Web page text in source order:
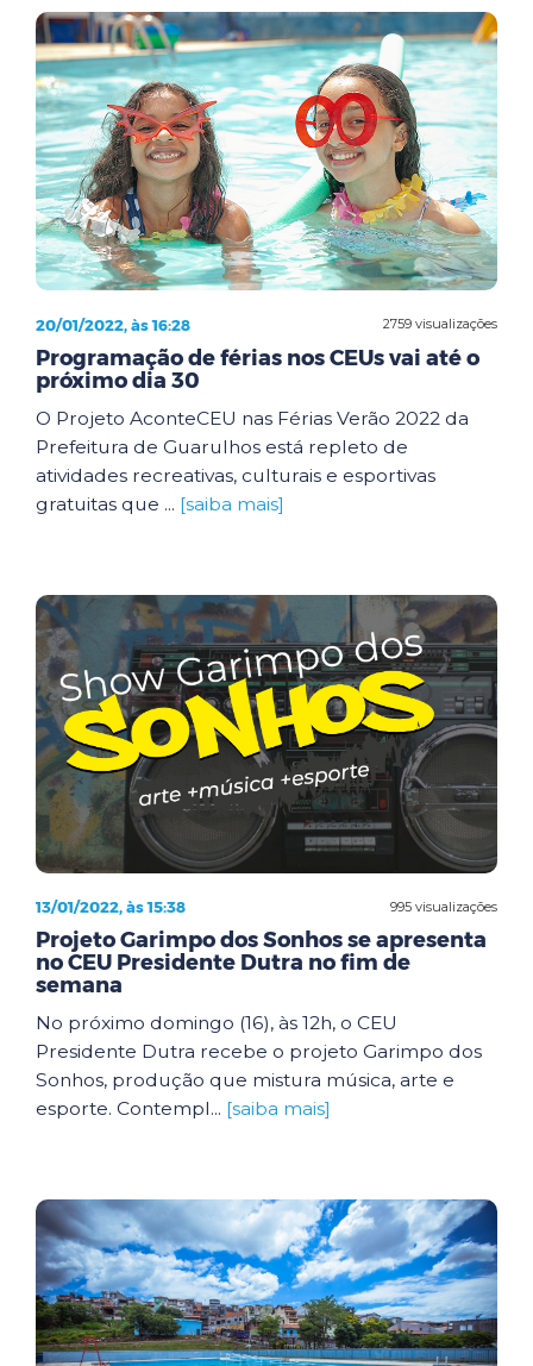
2759 visualizações
20/01/2022, às 16:28
Programação de férias nos CEUs vai até o
próximo dia 30
O Projeto AconteCEU nas Férias Verão 2022 da
Prefeitura de Guarulhos está repleto de
atividades recreativas, culturais e esportivas
gratuitas que ... [saiba mais]
995 visualizações
13/01/2022, às 15:38
Projeto Garimpo dos Sonhos se apresenta
no CEU Presidente Dutra no fim de
semana
No próximo domingo (16), às 12h, o CEU
Presidente Dutra recebe o projeto Garimpo dos
Sonhos, produção que mistura música, arte e
esporte. Contempl... [saiba mais]